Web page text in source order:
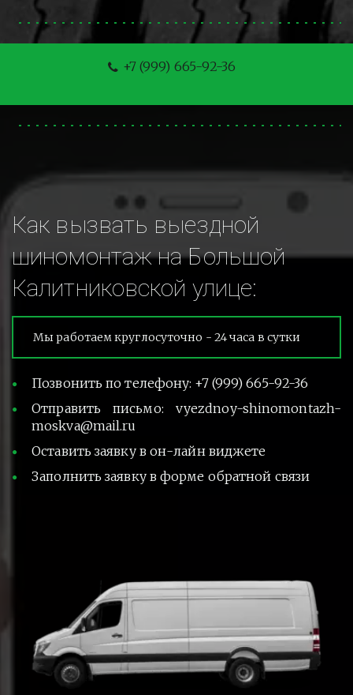
+7 (999) 665-92-36
Как вызвать выездной
шиномонтаж на Большой
Калитниковской улице:
Мы работаем круглосуточно - 24 часа в сутки
Позвонить по телефону: +7 (999) 665-92-36
Отправить письмо: vyezdnoy-shinomontazh-
moskva@mail.ru
Оставить заявку в он-лайн виджете
Заполнить заявку в форме обратной связи